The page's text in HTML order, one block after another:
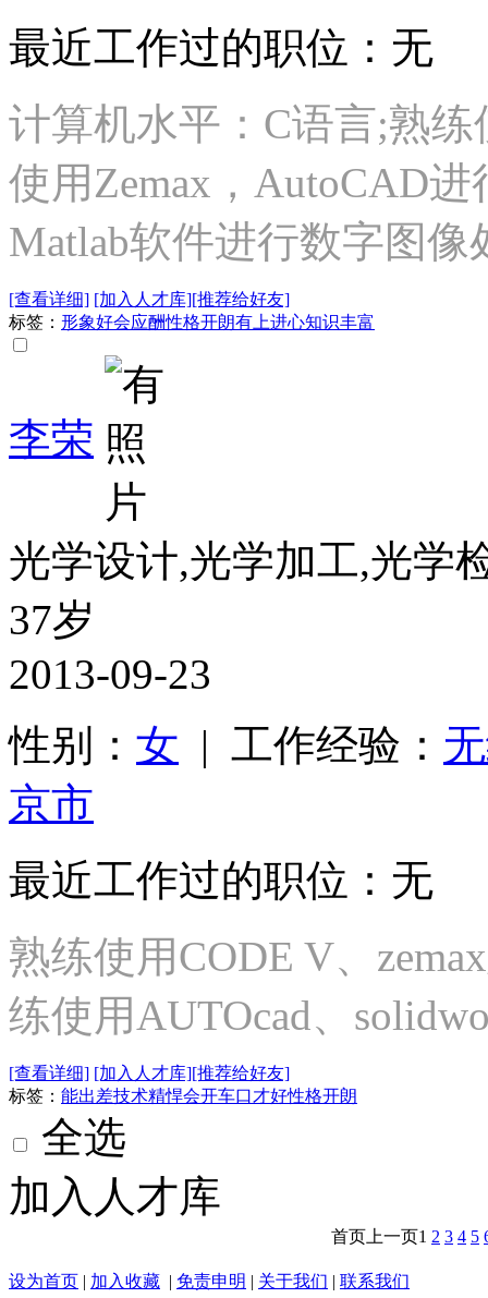
最近工作过的职位：无
计算机水平：C语言;熟
使用Zemax，AutoCAD
Matlab软件进行数字图像
[查看详细] [加入人才库][推荐给好友]
标签： 形象好会应酬性格开朗有上进心知识丰富
李荣
光学设计,光学加工,光学
37岁
2013-09-23
性别： 女 | 工作经验：
京市
最近工作过的职位：无
熟练使用CODE V、
练使用AUTOcad、
[查看详细] [加入人才库][推荐给好友]
标签： 能出差技术精悍会开车口才好性格开朗
全选
加入人才库
首页 上一页1 2 3 4 5
设为首页 | 加入收藏 | 免责申明 | 关于我们 | 联系我们